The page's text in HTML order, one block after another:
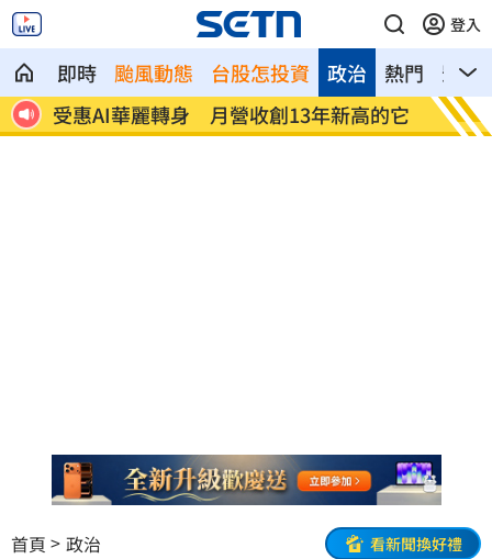
登入
即時 颱風動態 台股怎投資 熱門 影音
政治
它
花蓮傅氏王朝危險了！民調曝危機
首頁 政治 看新聞換好禮